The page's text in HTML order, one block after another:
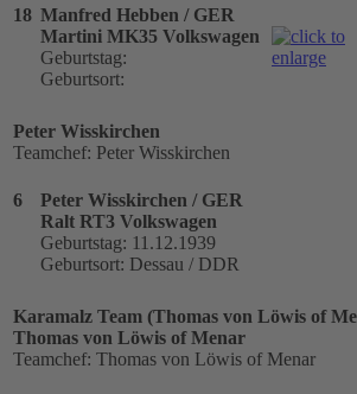
18 Manfred Hebben / GER
Martini MK35 Volkswagen
Geburtstag:
Geburtsort:
Peter Wisskirchen
Teamchef: Peter Wisskirchen
6
Peter Wisskirchen / GER
Ralt RT3 Volkswagen
Geburtstag: 11.12.1939
Geburtsort: Dessau / DDR
Karamalz Team (Thomas von Löwis of
Thomas von Löwis of Menar
Teamchef: Thomas von Löwis of Menar